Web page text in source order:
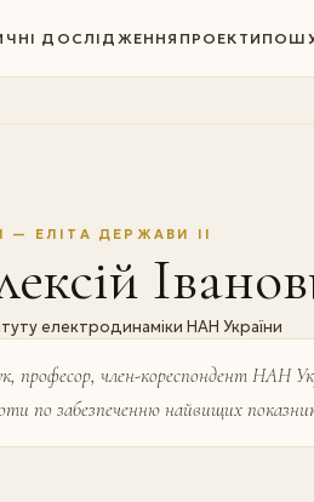
ДОСЛІДЖЕННЯ ПРОЕКТИ
— ЕЛІТА ДЕРЖАВИ II
електродинаміки НАН України
професор, член-корес­пондент НАН
по забезпеченню найвищих